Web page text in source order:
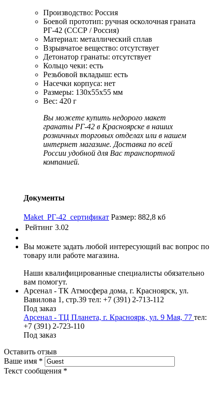
Производство: Россия
Боевой прототип: ручная осколочная граната
РГ-42 (СССР / Россия)
Материал: металлический сплав
Взрывчатое вещество: отсутствует
Детонатор гранаты: отсутствует
Кольцо чеки: есть
Резьбовой вкладыш: есть
Насечки корпуса: нет
Размеры: 130x55x55 мм
Вес: 420 г
Вы можете купить недорого макет
гранаты РГ-42 в Красноярске в наших
розничных торговых отделах или в нашем
интернет магазине. Доставка по всей
России удобной для Вас транспортной
компанией.
Документы
Maket_РГ-42_сертификат Размер: 882,8 кб
Рейтинг 3.02
Вы можете задать любой интересующий вас вопрос по
товару или работе магазина.
Наши квалифицированные специалисты обязательно
вам помогут.
Арсенал - ТК Атмосфера дома, г. Красноярск, ул.
Вавилова 1, стр.39 тел: +7 (391) 2-713-112
Под заказ
Арсенал - ТЦ Планета, г. Красноярк, ул. 9 Мая, 77 тел:
+7 (391) 2-723-110
Под заказ
Оставить отзыв
Ваше имя *
Текст сообщения *